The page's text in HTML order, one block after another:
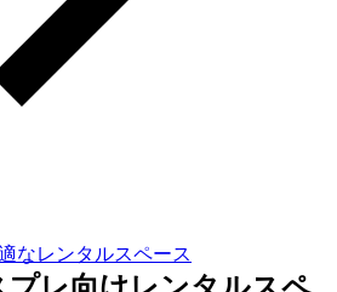
なレンタルスペース